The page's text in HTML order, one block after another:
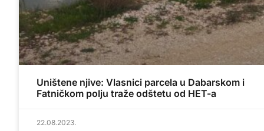
Uništene njive: Vlasnici parcela u Dabarskom i
Fatničkom polju traže odštetu od HET-a
22.08.2023.